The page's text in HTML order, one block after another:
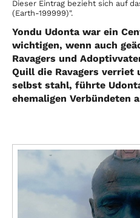
Dieser Eintrag bezieht sich auf
(Earth-199999)".
Yondu Udonta war ein
wichtigen, wenn auch
Ravagers und
Quill die Ravagers verriet
selbst stahl, führte
ehemaligen Verbündeten